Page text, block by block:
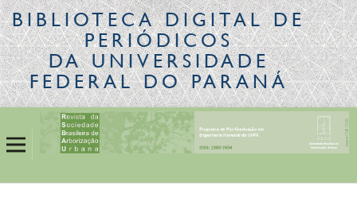
Legislação
Canais
BIBLIOTECA DIGITALDE
PERIÓDICOS
DA UNIVERSIDADE
FEDERAL DO PARANÁ